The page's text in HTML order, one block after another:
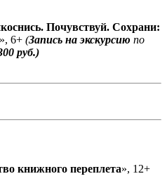
Почувствуй. Сохрани:
», 6+ (Запись на экскурсию по
руб.)
книжного переплета», 12+